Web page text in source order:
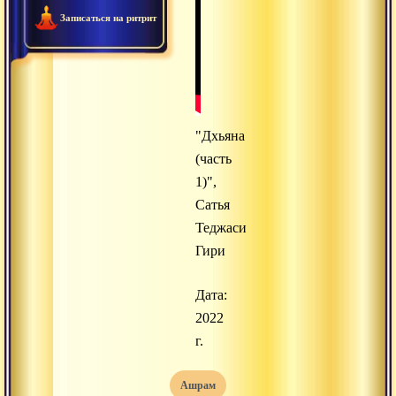
Записаться на ритрит
"Дхьяна
(часть
1)",
Сатья
Теджаси
Гири
Дата:
2022
г.
ашрам